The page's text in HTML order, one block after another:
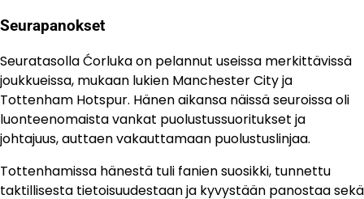
Seurapanokset
Seuratasolla Ćorluka on pelannut useissa merkittävissä
joukkueissa, mukaan lukien Manchester City ja
Tottenham Hotspur. Hänen aikansa näissä seuroissa oli
luonteenomaista vankat puolustussuoritukset ja
johtajuus, auttaen vakauttamaan puolustuslinjaa.
Tottenhamissa hänestä tuli fanien suosikki, tunnettu
taktillisesta tietoisuudestaan ja kyvystään panostaa sekä